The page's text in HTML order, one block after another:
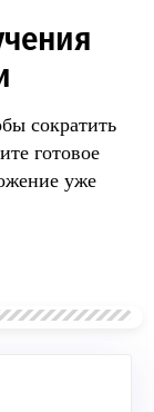
сократить
готовое
уже